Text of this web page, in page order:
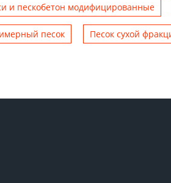
и пескобетон модифицированные
песок Песок сухой